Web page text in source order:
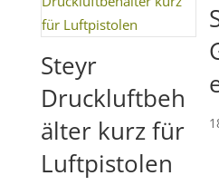
Steyr
Druckluftbeh
älter kurz für
Luftpistolen